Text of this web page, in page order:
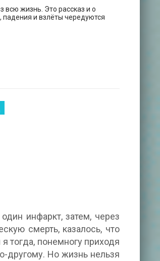
всю жизнь. Это рассказ и о
падения и взлёты чередуются
инфаркт, затем, через
смерть, казалось, что
тогда, понемногу приходя
другому. Но жизнь нельзя